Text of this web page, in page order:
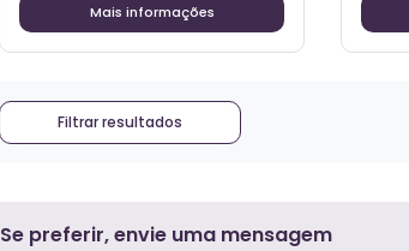
Mais informações
Filtrar resultados
Se preferir, envie uma mensagem